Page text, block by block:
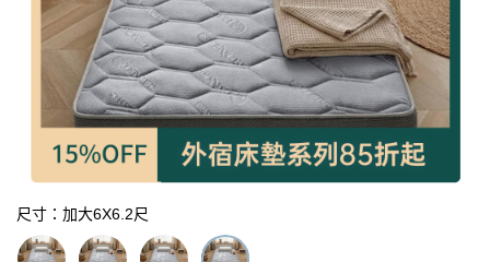
尺寸：加大6X6.2尺